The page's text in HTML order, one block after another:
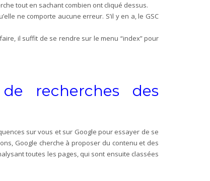
tout en sachant combien ont cliqué dessus.
ne comporte aucune erreur. S’il y en a, le GSC
il suffit de se rendre sur le menu “index” pour
recherches des
sur vous et sur Google pour essayer de se
Google cherche à proposer du contenu et des
toutes les pages, qui sont ensuite classées